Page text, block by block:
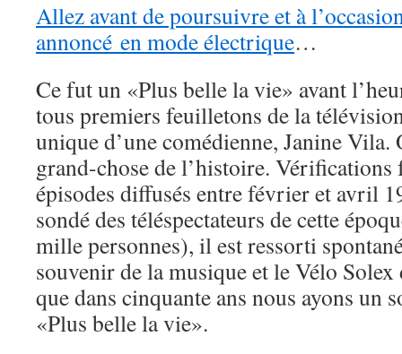
Allez avant de poursuivre et à
annoncé en mode électrique…
Ce fut un «Plus belle la vie» avant
tous premiers feuilletons de la
unique d’une comédienne, Janine Vila.
grand-chose de l’histoire. Vérifications
épisodes diffusés entre février et avril
sondé des téléspectateurs de cette
mille personnes), il est ressorti
souvenir de la musique et le Vélo
que dans cinquante ans nous ayons un
«Plus belle la vie».